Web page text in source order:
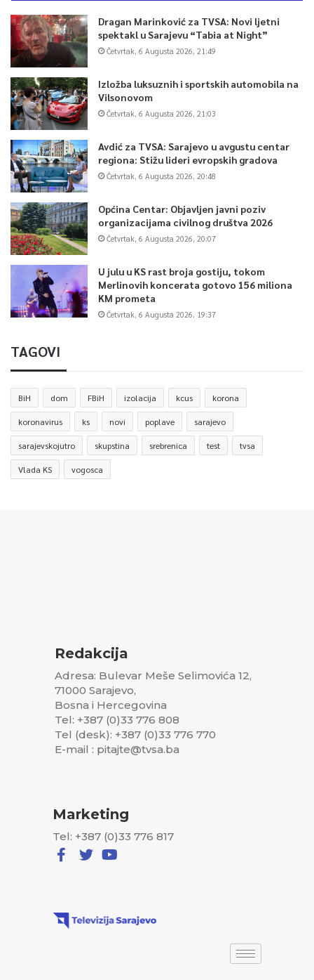
Dragan Marinković za TVSA: Novi ljetni
spektakl u Sarajevu “Tabia at Night”
Četvrtak, 6 Augusta 2026, 21:49
Izložba luksuznih i sportskih automobila na
Vilsonovom
Četvrtak, 6 Augusta 2026, 21:03
Avdić za TVSA: Sarajevo u avgustu centar
regiona: Stižu lideri evropskih gradova
Četvrtak, 6 Augusta 2026, 20:48
Općina Centar: Objavljen javni poziv
organizacijama civilnog društva 2026
Četvrtak, 6 Augusta 2026, 20:07
U julu u KS rast broja gostiju, tokom
Merlinovih koncerata gotovo 156 miliona
KM prometa
Četvrtak, 6 Augusta 2026, 19:37
TAGOVI
BiH dom FBiH izolacija kcus korona
koronavirus ks novi poplave sarajevo
sarajevskojutro skupstina srebrenica test tvsa
Vlada KS vogosca
Redakcija
Adresa: Bulevar Meše Selimovića 12,
71000 Sarajevo,
Bosna i Hercegovina
Tel: +387 (0)33 776 808
Tel (desk): +387 (0)33 776 770
E-mail : pitajte@tvsa.ba
Marketing
Tel: +387 (0)33 776 817